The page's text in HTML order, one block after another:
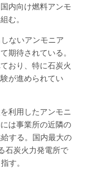
内向け燃料アンモ
む。
ないアンモニア
期待されている。
おり、特に石炭火
が進められてい
利用したアンモニ
は事業所の近隣の
する。国内最大の
石炭火力発電所で
す。